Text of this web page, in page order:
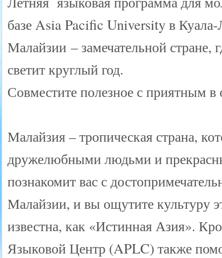
базе Asia Pacific University в
Малайзии – замечательной стране,
светит круглый год.
Совместите полезное с приятным
Малайзия – тропическая страна,
дружелюбными людьми и
познакомит вас с
Малайзии, и вы ощутите культуру
известна, как «Истинная Азия».
Языковой Центр (APLC) также